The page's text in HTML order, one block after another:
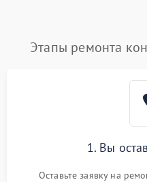
Этапы ремонта
1. Вы
Оставьте заявку на